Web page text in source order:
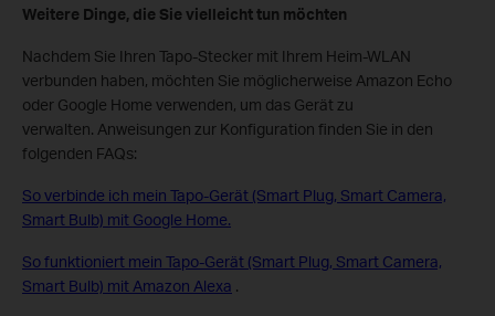
Weitere Dinge, die Sie vielleicht tun möchten
Nachdem Sie Ihren Tapo-Stecker mit Ihrem Heim-WLAN
verbunden haben, möchten Sie möglicherweise Amazon Echo
oder Google Home verwenden, um das Gerät zu
verwalten. Anweisungen zur Konfiguration finden Sie in den
folgenden FAQs:
So verbinde ich mein Tapo-Gerät (Smart Plug, Smart Camera,
Smart Bulb) mit Google Home.
So funktioniert mein Tapo-Gerät (Smart Plug, Smart Camera,
Smart Bulb) mit Amazon Alexa .